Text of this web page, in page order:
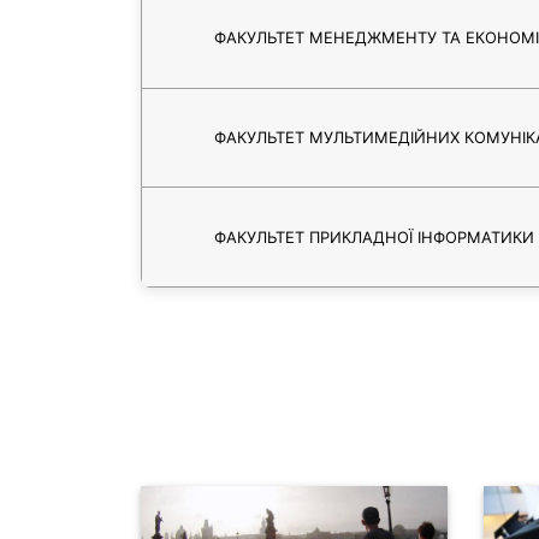
ФАКУЛЬТЕТ МЕНЕДЖМЕНТУ ТА
ФАКУЛЬТЕТ МУЛЬТИМЕДІЙНИХ
ФАКУЛЬТЕТ ПРИКЛАДНОЇ ІНФОРМАТИКИ